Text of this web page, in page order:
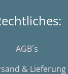
AGB´s
& Lieferung